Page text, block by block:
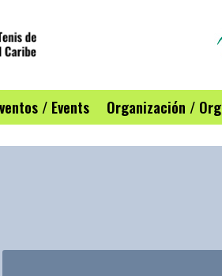
/ Events Organización /